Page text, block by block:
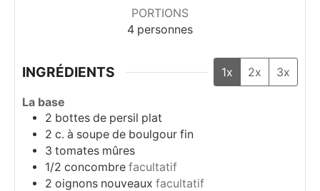
PORTIONS
4 personnes
INGRÉDIENTS 1x 2x 3x
La base
2 bottes de persil plat
2 c. à soupe de boulgour fin
3 tomates mûres
1/2 concombre facultatif
2 oignons nouveaux facultatif